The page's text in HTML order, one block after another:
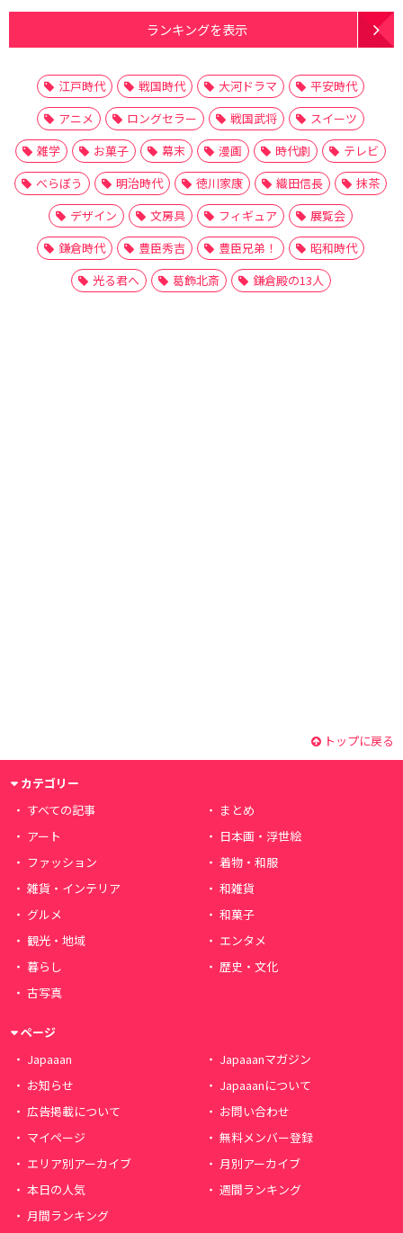
ランキングを表示
江戸時代 戦国時代 大河ドラマ
平安時代
アニメ
ロングセラー 戦国武将
スイーツ
雑学
お菓子 幕末 漫画 時代劇
テレビ
べらぼう
明治時代 徳川家康 織田信長
抹茶
デザイン
文房具 フィギュア
展覧会
鎌倉時代
豊臣秀吉 豊臣兄弟！
昭和時代
光る君へ
葛飾北斎 鎌倉殿の13人
トップに戻る
カテゴリー
すべての記事
まとめ
アート
日本画・浮世絵
ファッション
着物・和服
雑貨・インテリア
和雑貨
グルメ
和菓子
観光・地域
エンタメ
暮らし
歴史・文化
古写真
ページ
Japaaan
Japaaanマガジン
お知らせ
Japaaanについて
広告掲載について
お問い合わせ
マイページ
無料メンバー登録
エリア別アーカイブ
月別アーカイブ
本日の人気
週間ランキング
月間ランキング